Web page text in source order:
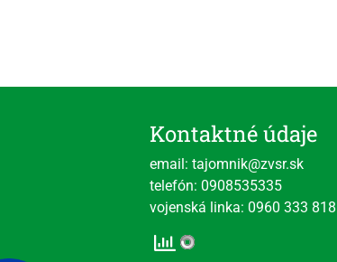
Kontaktné údaje
email: tajomnik@zvsr.sk
telefón: 0908535335
vojenská linka: 0960 333 818